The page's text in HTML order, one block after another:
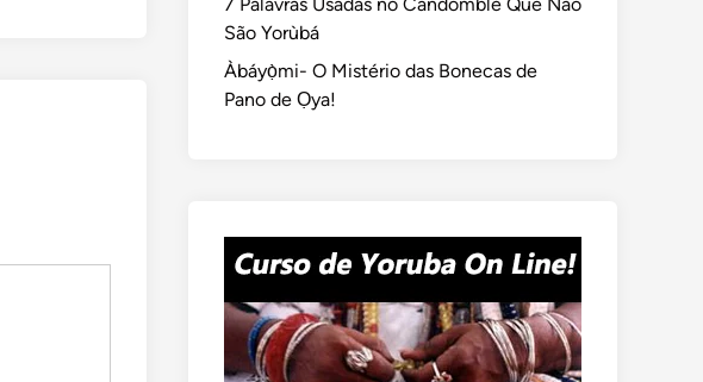
São Yorùbá
Àbáyọ̀mi- O Mistério das Bonecas de
Pano de Ọya!